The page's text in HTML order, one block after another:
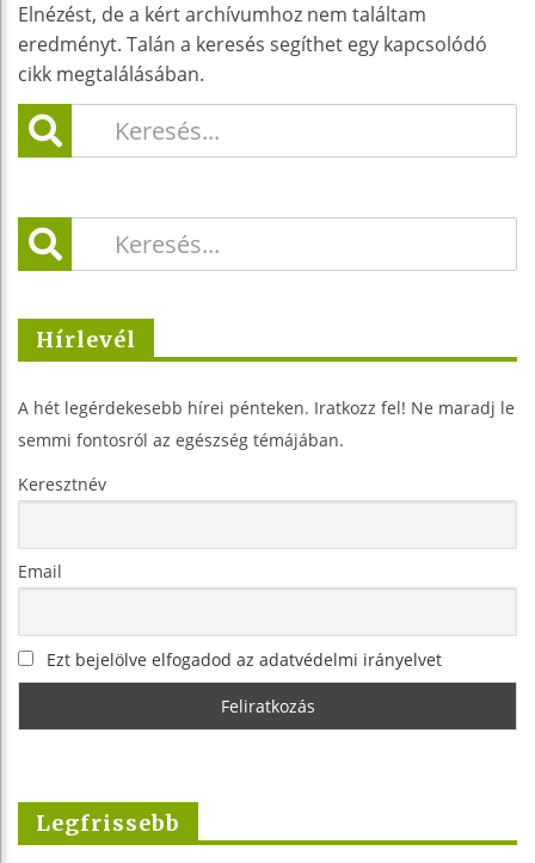
Elnézést, de a kért archívumhoz nem találtam
eredményt. Talán a keresés segíthet egy kapcsolódó
cikk megtalálásában.
Hírlevél
A hét legérdekesebb hírei pénteken. Iratkozz fel! Ne maradj le
semmi fontosról az egészség témájában.
Keresztnév
Email
Ezt bejelölve elfogadod az adatvédelmi irányelvet
Legfrissebb